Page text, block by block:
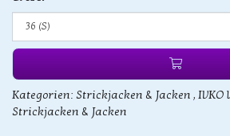
Kategorien: Strickjacken & Jacken , IVKO
Strickjacken & Jacken